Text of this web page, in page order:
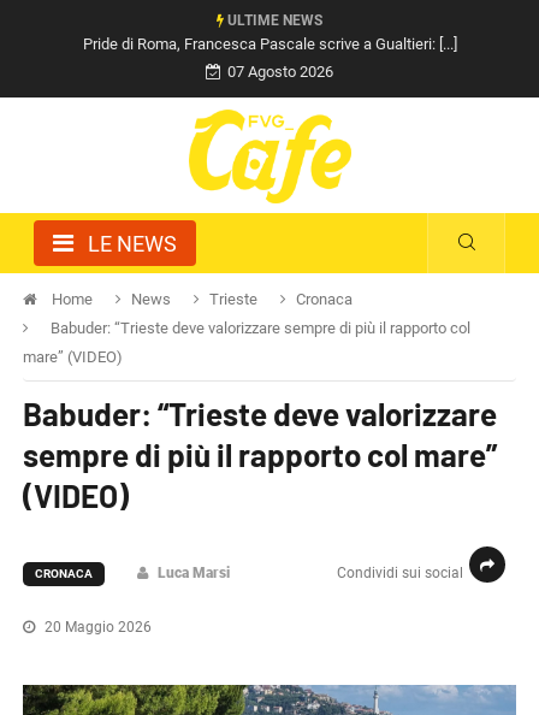
ULTIME NEWS
Pride di Roma, Francesca Pascale scrive a Gualtieri: [...]
07 Agosto 2026
LE NEWS
Home News Trieste
Cronaca
Babuder: “Trieste deve valorizzare sempre di più il rapporto col
mare” (VIDEO)
Babuder: “Trieste deve valorizzare
sempre di più il rapporto col mare”
(VIDEO)
Condividi sui social
CRONACA Luca Marsi
20 Maggio 2026